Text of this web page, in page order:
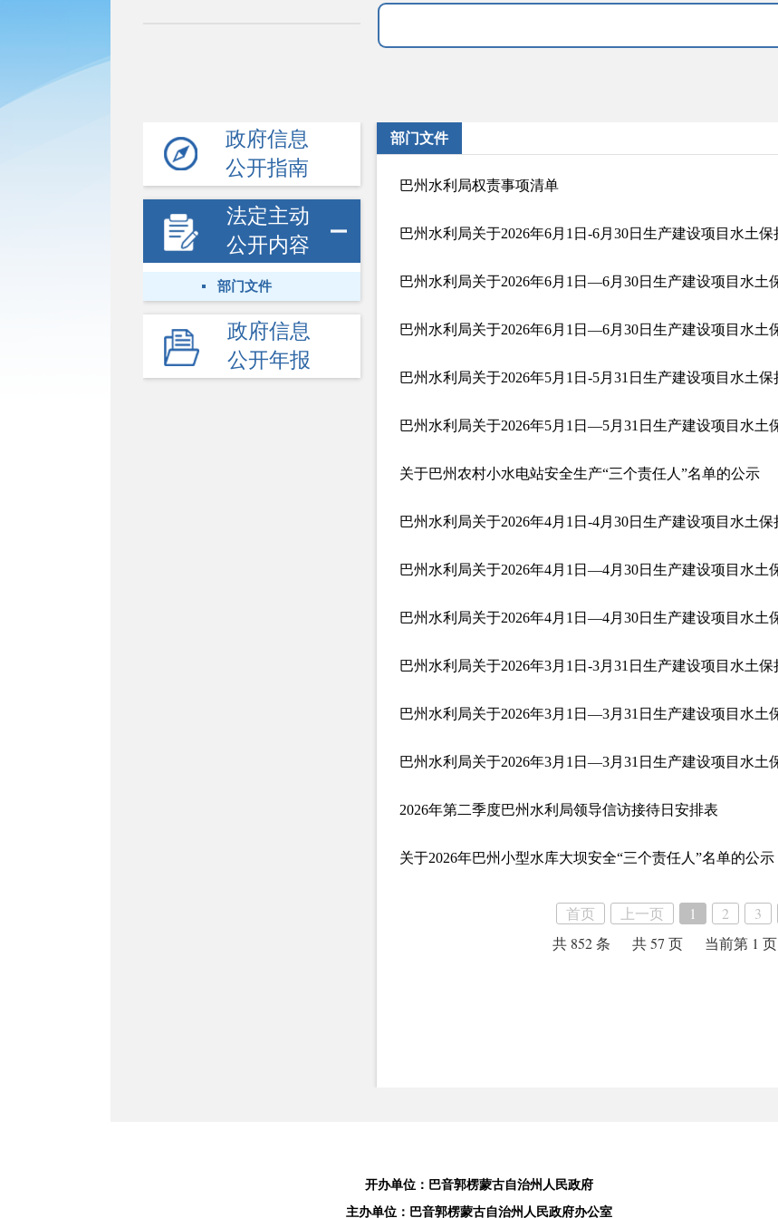
政府信息
公开指南
法定主动
公开内容
部门文件
政府信息
公开年报
部门文件
巴州水利局权责事项清单
关于巴州农村小水电站安全生产“三个责任人”名单的公示
2026年第二季度巴州水利局领导信访接待日安排表
关于2026年巴州小型水库大坝安全“三个责任人”名单的公示
首页 上一页 1 2 3
共 852 条
共 57 页 当前第 1 页
开办单位：巴音郭楞蒙古自治州人民政府
主办单位：巴音郭楞蒙古自治州人民政府办公室